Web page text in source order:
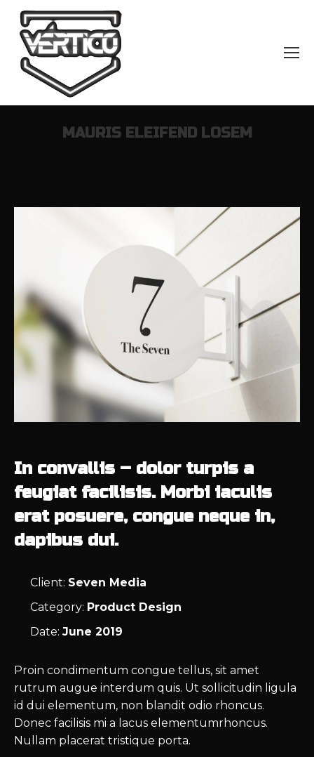
MAURIS ELEIFEND LOSEM
In convallis – dolor turpis a
feugiat facilisis. Morbi iaculis
erat posuere, congue neque in,
dapibus dui.
Client: Seven Media
Category: Product Design
Date: June 2019
Proin condimentum congue tellus, sit amet
rutrum augue interdum quis. Ut sollicitudin ligula
id dui elementum, non blandit odio rhoncus.
Donec facilisis mi a lacus elementumrhoncus.
Nullam placerat tristique porta.